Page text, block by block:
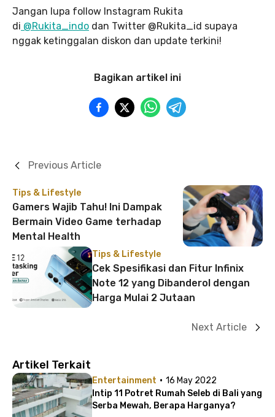
Jangan lupa follow Instagram Rukita
di @Rukita_indo dan Twitter @Rukita_id supaya
nggak ketinggalan diskon dan update terkini!
Bagikan artikel ini
Tips & Lifestyle
Gamers Wajib Tahu! Ini Dampak
Bermain Video Game terhadap
Mental Health
Previous Article
Tips & Lifestyle
Cek Spesifikasi dan Fitur Infinix
Note 12 yang Dibanderol dengan
Harga Mulai 2 Jutaan
Next Article
Artikel Terkait
Entertainment · 16 May 2022
Intip 11 Potret Rumah Seleb di Bali yang
Serba Mewah, Berapa Harganya?